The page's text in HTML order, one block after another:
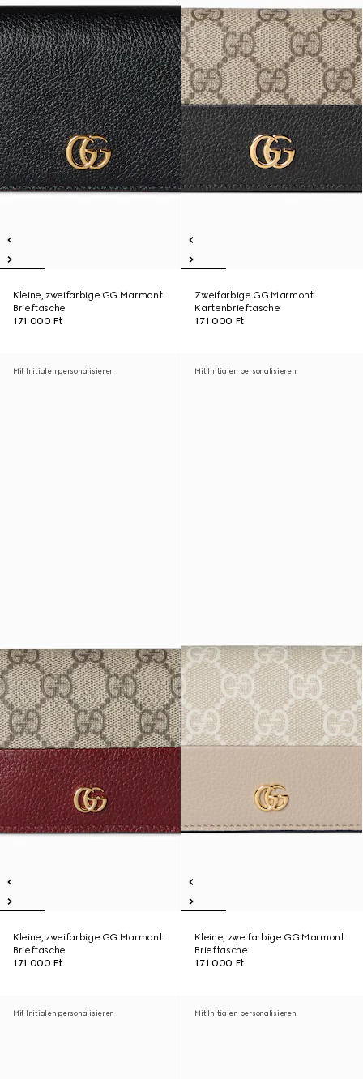
Kleine, zweifarbige GG Marmont
Brieftasche
171 000 Ft
Zweifarbige GG Marmont
Kartenbrieftasche
171 000 Ft
Mit Initialen personalisieren
Kleine, zweifarbige GG Marmont
Brieftasche
171 000 Ft
Mit Initialen personalisieren
Kleine, zweifarbige GG Marmont
Brieftasche
171 000 Ft
Mit Initialen personalisieren Mit Initialen personalisieren